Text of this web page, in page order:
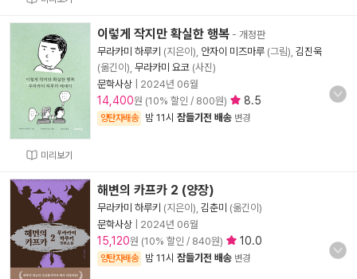
미리보기
이렇게 작지만 확실한 행복 - 개정판
무라카미 하루키 (지은이), 안자이 미즈마루 (그림), 김진욱
(옮긴이), 무라카미 요코 (사진)
문학사상
2024년 06월
14,400원 (10% 할인 / 800원) 8.5
양탄자배송 밤 11시 잠들기전 배송 변경
해변의 카프카 2 (양장)
무라카미 하루키 (지은이), 김춘미 (옮긴이)
문학사상
2024년 06월
15,120원 (10% 할인 / 840원) 10.0
양탄자배송 밤 11시 잠들기전 배송 변경